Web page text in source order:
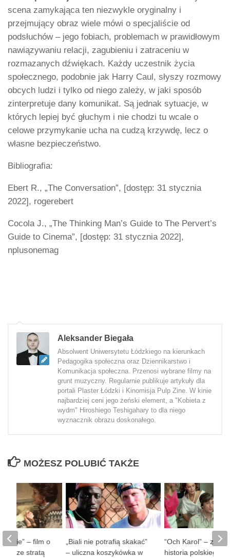
scena zamykająca ten niezwykle oryginalny i
przejmujący obraz wiele mówi o specjaliście od
podsłuchów – jego fobiach, problemach w prawidłowym
nawiązywaniu relacji, zagubieniu i zatraceniu w
rozmazanych dźwiękach. Każdy uczestnik życia
społecznego, podobnie jak Harry Caul, słyszy rozmowy
obcych ludzi i tylko od niego zależy, w jaki sposób
zinterpretuje dany komunikat. Są jednak sytuacje, w
których lepiej być głuchym i nie chodzi tu wcale o
celowe przymykanie ucha na cudzą krzywdę, lecz o
własne bezpieczeństwo.
Bibliografia:
Ebert R., „The Conversation”, [dostęp: 31 stycznia
2022], rogerebert
Cocola J., „The Thinking Man’s Guide to The Pervert’s
Guide to Cinema”, [dostęp: 31 stycznia 2022],
nplusonemag
Aleksander Biegała
Absolwent Uniwersytetu Łódzkiego na kierunkach
Pedagogika społeczna oraz Dziennikarstwo i
Komunikacja społeczna. Przenosi wybrane filmy na
grunt muzyczny. Regularnie publikuje artykuły dla
portali Plaster Łódzki i Kinomisja Pulp Zine. W kinie
najbardziej ceni jego żeński element, a "Kobieta z
wydm" Hiroshiego Teshigahary to dla niego
wyznacznik obrazu doskonałego.
MOŻESZ POLUBIĆ TAKŻE
„Biali nie potrafią skakać”
– uliczna koszykówka w
“Och Karol” –
historia polskiego
ludzie” – film o
ze stratą